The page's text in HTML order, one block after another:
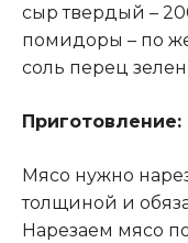
сыр твердый –
помидоры – по
соль перец
Приготовление:
Мясо нужно
толщиной и
Нарезаем мясо